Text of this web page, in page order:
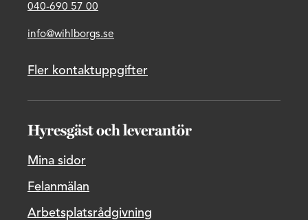
040-690 57 00
info@wihlborgs.se
Fler kontaktuppgifter
Hyresgäst och leverantör
Mina sidor
Felanmälan
Arbetsplatsrådgivning